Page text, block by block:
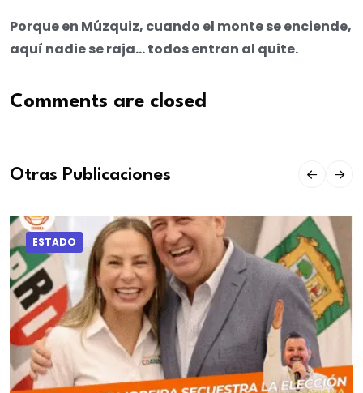
Porque en Múzquiz, cuando el monte se enciende,
aquí nadie se raja… todos entran al quite.
Comments are closed
Otras Publicaciones
ESTADO